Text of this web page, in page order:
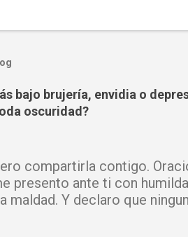
bajo brujería, envidia o
oscuridad?
compartirla contigo.
presento ante ti con
maldad. Y declaro que
purifique todo a mi